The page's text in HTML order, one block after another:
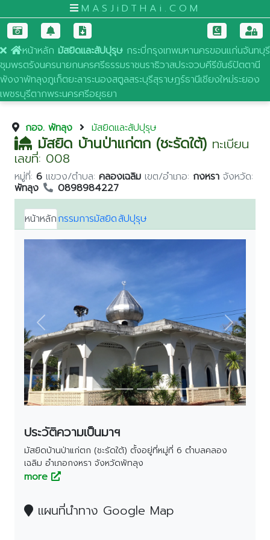
MASJiDTHAi.COM
หน้าหลัก มัสยิดและสัปปุรุษ กระบี่กรุงเทพมหานครขอนแก่นจันทบุรี
ชุมพรตรังนครนายกนครศรีธรรมราชนราธิวาสประจวบคีรีขันธ์ปัตตานี
พังงาพัทลุงภูเก็ตยะลาระนองสตูลสระบุรีสุราษฎร์ธานีเชียงใหม่ระยอง
เพชรบุรีตากพระนครศรีอยุธยา
กอจ. พัทลุง มัสยิดและสัปปุรุษ
มัสยิด บ้านป่าแก่ตก (ชะรัดใต้) ทะเบียน
เลขที่: 008
หมู่ที่: 6 แขวง/ตำบล: คลองเฉลิม เขต/อำเภอ: กงหรา จังหวัด:
พัทลุง 0898984227
หน้าหลักกรรมการมัสยิดสัปปุรุษ
Previous Next
ประวัติความเป็นมาฯ
มัสยิดบ้านป่าแก่ตก (ชะรัดใต้) ตั้งอยู่ที่หมู่ที่ 6 ตำบลคลอง
เฉลิม อำเภอกงหรา จังหวัดพัทลุง
more
แผนที่นำทาง Google Map